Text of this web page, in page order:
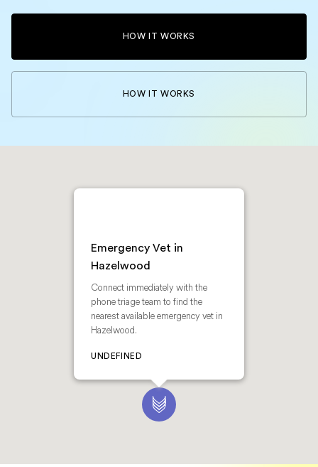
HOW IT WORKS
HOW IT WORKS
Emergency Vet in
Hazelwood
Connect immediately with the
phone triage team to find the
nearest available emergency vet in
Hazelwood.
UNDEFINED